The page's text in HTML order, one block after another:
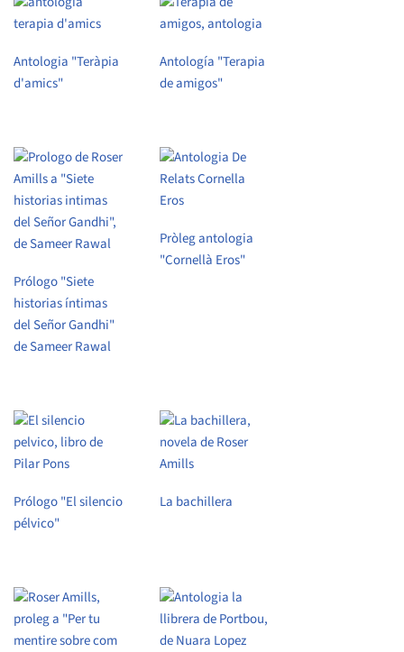
Antologia "Teràpia
d'amics"
Antología "Terapia
de amigos"
Prólogo "Siete
historias íntimas
del Señor Gandhi"
de Sameer Rawal
Pròleg antologia
"Cornellà Eros"
Prólogo "El silencio
pélvico"
La bachillera